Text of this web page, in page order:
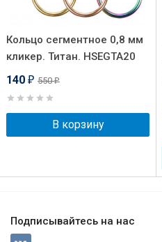
Кольцо сегментное 0,8 мм
кликер. Титан. HSEGTA20
140 ₽ 550₽
В корзину
Подписывайтесь на нас